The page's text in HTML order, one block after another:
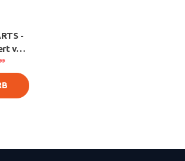
-
von
Key